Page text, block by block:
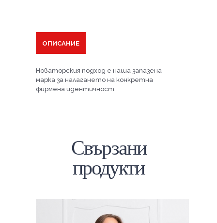
ОПИСАНИЕ
Новаторския подход е наша запазена
марка за налагането на конкретна
фирмена идентичност.
Свързани
продукти